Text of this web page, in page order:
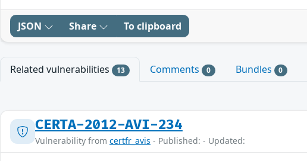
JSON Share To clipboard
Related vulnerabilities 13 Comments 0 Bundles 0
CERTA-2012-AVI-234
Vulnerability from certfr_avis - Published: - Updated: